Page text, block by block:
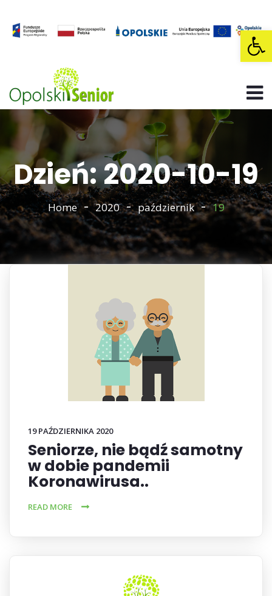
Dzień: 2020-10-19
Home 2020 październik 19
19 PAŹDZIERNIKA 2020
Seniorze, nie bądź samotny
w dobie pandemii
Koronawirusa..
READ MORE